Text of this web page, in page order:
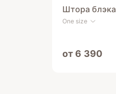
Штора
One size
от 6 390